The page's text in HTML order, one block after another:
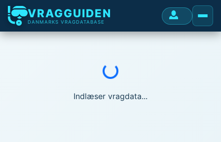
VRAGGUIDEN
DANMARKS VRAGDATABASE
Indlæser...
Indlæser vragdata...